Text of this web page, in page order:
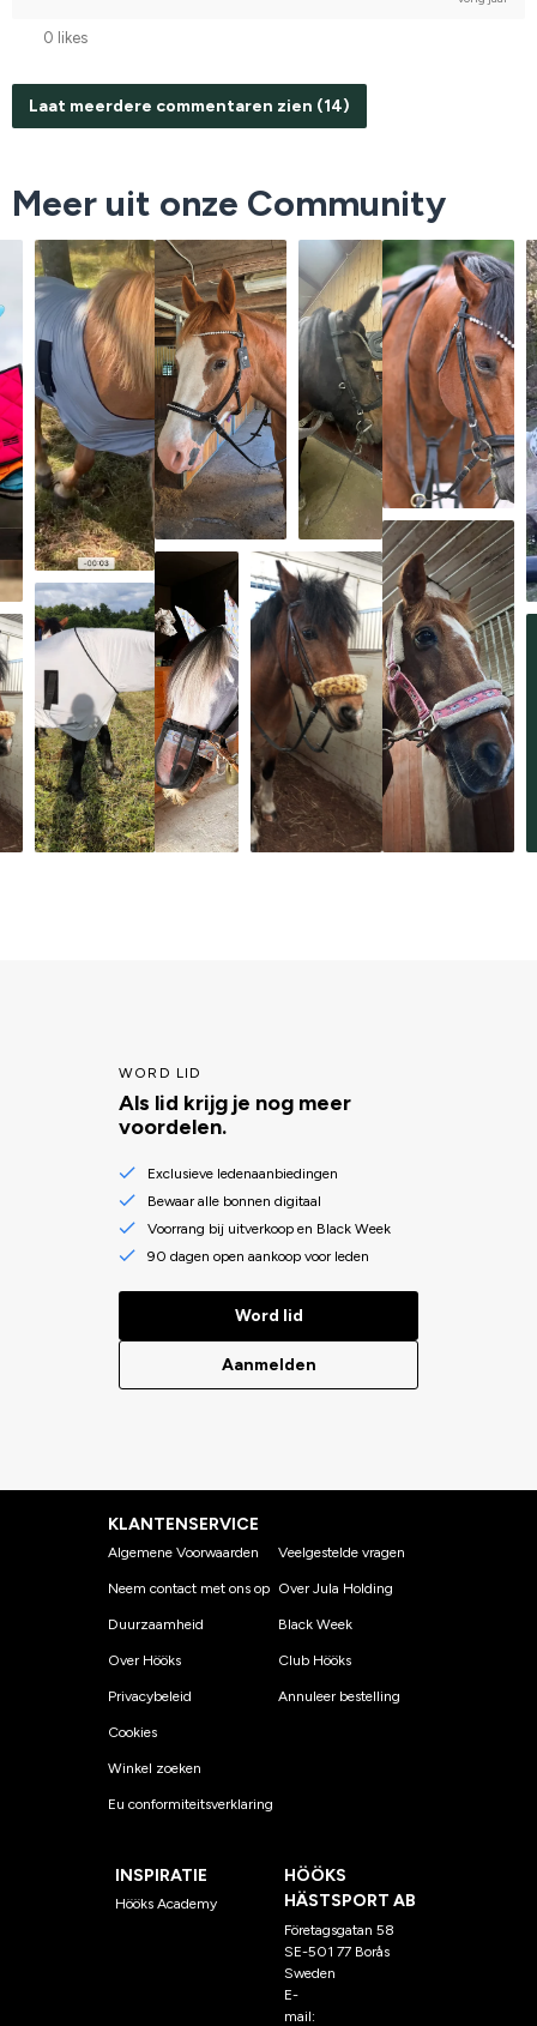
0 likes
Laat meerdere commentaren zien (14)
Meer uit onze Community
WORD LID
Als lid krijg je nog meer
voordelen.
Exclusieve ledenaanbiedingen
Bewaar alle bonnen digitaal
Voorrang bij uitverkoop en Black Week
90 dagen open aankoop voor leden
Word lid
Aanmelden
KLANTENSERVICE
Algemene Voorwaarden
Neem contact met ons op
Duurzaamheid
Over Hööks
Privacybeleid
Cookies
Winkel zoeken
Eu conformiteitsverklaring
Veelgestelde vragen
Over Jula Holding
Black Week
Club Hööks
Annuleer bestelling
INSPIRATIE
Hööks Academy
HÖÖKS
HÄSTSPORT AB
Företagsgatan 58
SE-501 77 Borås
Sweden
E-
mail: